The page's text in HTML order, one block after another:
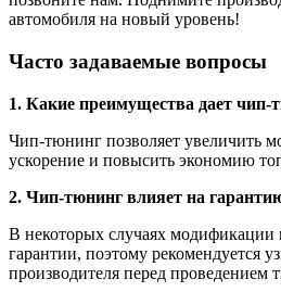
автомобиля на новый уровень!
Часто задаваемые вопросы
1. Какие преимущества дает чип-
Чип-тюнинг позволяет увеличить
ускорение и повысить экономию
2. Чип-тюнинг влияет на
В некоторых случаях модификации
гарантии, поэтому рекомендуется
производителя перед проведением